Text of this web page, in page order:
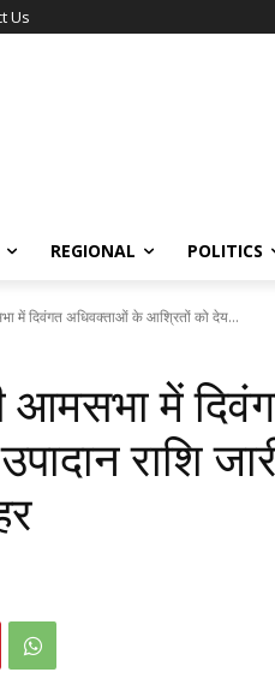
Us
REGIONAL POLITICS
में दिवंगत अधिवक्ताओं के आश्रितों को देय...
आमसभा में
राशि